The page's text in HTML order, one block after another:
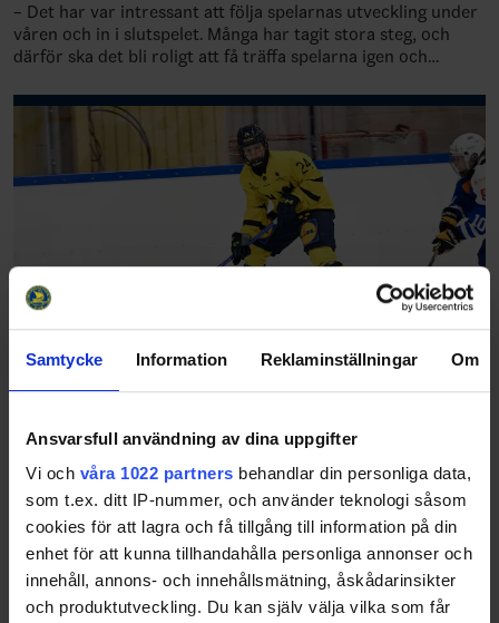
Samtycke Information Reklaminställningar Om
Ansvarsfull användning av dina uppgifter
Vi och våra 1022 partners behandlar din personliga data,
som t.ex. ditt IP-nummer, och använder teknologi såsom
cookies för att lagra och få tillgång till information på din
enhet för att kunna tillhandahålla personliga annonser och
innehåll, annons- och innehållsmätning, åskådarinsikter
och produktutveckling. Du kan själv välja vilka som får
– Det har var intressant att följa spelarnas utveckling under
våren och in i slutspelet. Många har tagit stora steg, och
därför ska det bli roligt att få träffa spelarna igen och
25-04-03
– Det känns väldigt spännande att få åka iväg med den här
gruppen till Schweiz och avsluta säsongen i Kloten. Vi har
med oss ett gäng nya spelare som får äran av att dra på sig
landslagströjan för för…
ShareFacebook
TwitterEmailPrint